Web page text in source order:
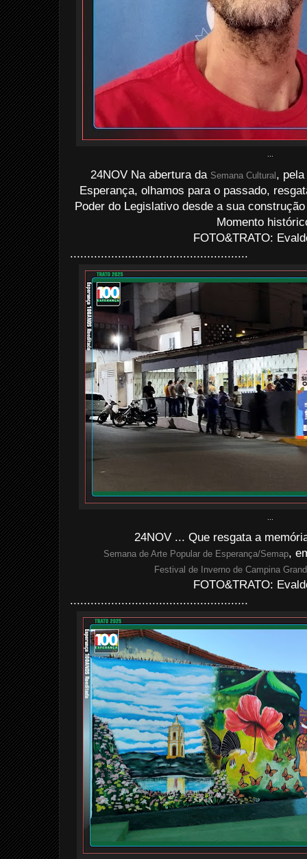
24NOV Na abertura da Semana Cultural,
Esperança, olhamos para o passado,
Poder do Legislativo desde a sua
Momento
FOTO&TRATO:
....................................................
24NOV ... Que resgata a
Semana de Arte Popular de Esperança/Semap,
Festival de Inverno de Campina
FOTO&TRATO:
....................................................